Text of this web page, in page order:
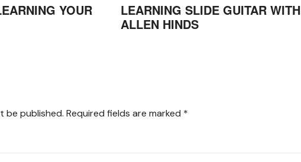
YOUR
LEARNING SLIDE GUITAR WITH
ALLEN HINDS
be published. Required fields are marked *